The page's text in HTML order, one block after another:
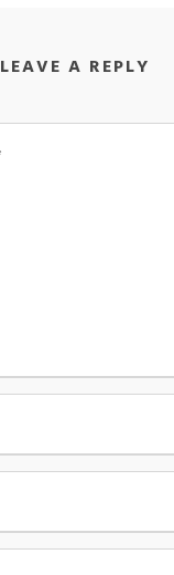
LEAVE A REPLY